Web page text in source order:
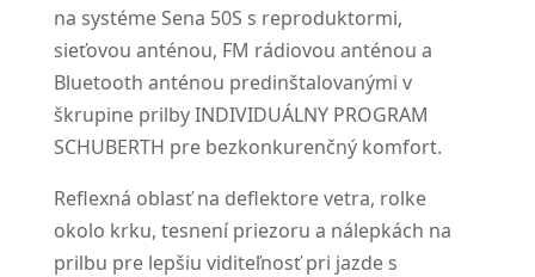
na systéme Sena 50S s reproduktormi,
sieťovou anténou, FM rádiovou anténou a
Bluetooth anténou predinštalovanými v
škrupine prilby INDIVIDUÁLNY PROGRAM
SCHUBERTH pre bezkonkurenčný komfort.
Reflexná oblasť na deflektore vetra, rolke
okolo krku, tesnení priezoru a nálepkách na
prilbu pre lepšiu viditeľnosť pri jazde s